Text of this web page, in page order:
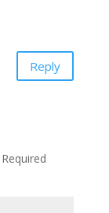
Reply
Required